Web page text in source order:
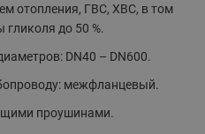
отопления, ГВС, ХВС, в том
гликоля до 50 %.
DN40 – DN600.
межфланцевый.
проушинами.